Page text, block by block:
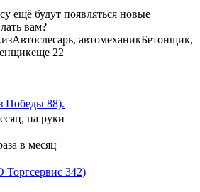
ещё будут появляться новые
вам?
Автослесарь, автомеханикБетонщик,
еще 22
Победы 88).
на руки
в месяц
342)